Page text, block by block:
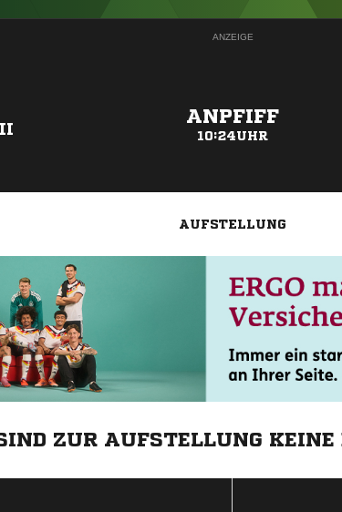
ANZEIGE
ANPFIFF
10:24UHR
AUFSTELLUNG
ZUR AUFSTELLUNG KEINE